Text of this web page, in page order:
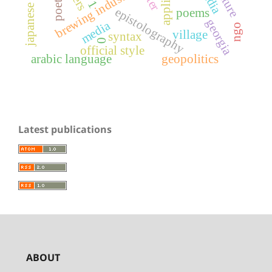
brewing industryepistolography
media
0 syntax
official style
village
poems
arabic language
georgia
1
geopolitics
ngo
Latest publications
ABOUT